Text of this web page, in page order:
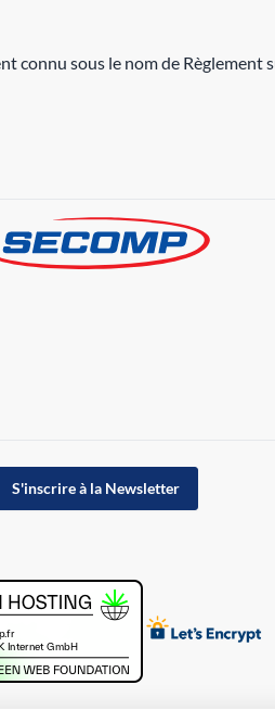
sous le nom de Règlement
S'inscrire à la Newsletter